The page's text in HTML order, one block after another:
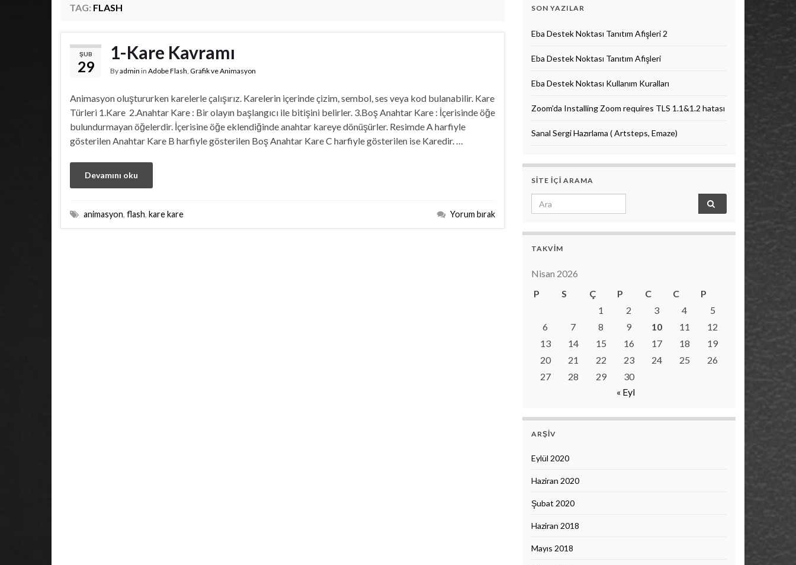
TAG: FLASH
ŞUB
29
1-Kare Kavramı
Byadmin in Adobe Flash, Grafik ve Animasyon
Animasyon oluştururken karelerle çalışırız. Karelerin içerinde çizim, sembol, ses veya kod bulanabilir. Kare
Türleri 1.Kare 2.Anahtar Kare : Bir olayın başlangıcı ile bitişini belirler. 3.Boş Anahtar Kare : İçerisinde öğe
bulundurmayan öğelerdir. İçerisine öğe eklendiğinde anahtar kareye dönüşürler. Resimde A harfiyle
gösterilen Anahtar Kare B harfiyle gösterilen Boş Anahtar Kare C harfiyle gösterilen ise Karedir. …
Devamını oku
animasyon, flash, kare kare Yorum bırak
SON YAZILAR
Eba Destek Noktası Tanıtım Afişleri 2
Eba Destek Noktası Tanıtım Afişleri
Eba Destek Noktası Kullanım Kuralları
Zoom’da Installing Zoom requires TLS 1.1&1.2 hatası
Sanal Sergi Hazırlama ( Artsteps, Emaze)
SITE IÇI ARAMA
Search for:
TAKVIM
Nisan 2026
P
S Ç P C C
P
1
2 3 4
5
6
7 8 9 10 11
12
13
14 15 16 17 18
19
20
21 22 23 24 25
26
27
28 29
30
« Eyl
ARŞIV
Eylül 2020
Haziran 2020
Şubat 2020
Haziran 2018
Mayıs 2018